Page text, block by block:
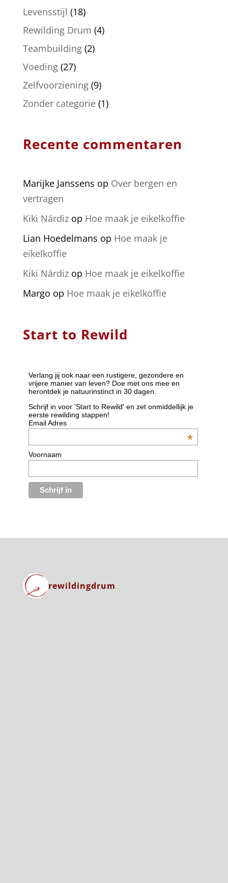
Levensstijl (18)
Rewilding Drum (4)
Teambuilding(2)
Voeding(27)
Zelfvoorziening(9)
Zonder categorie(1)
Recente commentaren
Marijke Janssens op Over bergen en
vertragen
Kiki Nárdizop Hoe maak je eikelkoffie
Lian Hoedelmans op Hoe maak je
eikelkoffie
Kiki Nárdizop Hoe maak je eikelkoffie
Margo op Hoe maak je eikelkoffie
Start to Rewild
Verlang jij ook naar een rustigere, gezondere en
vrijere manier van leven? Doe met ons mee en
herontdek je natuurinstinct in 30 dagen.
Schrijf in voor 'Start to Rewild' en zet onmiddellijk je
eerste rewilding stappen!
Email Adres
*
Voornaam
rewildingdrum